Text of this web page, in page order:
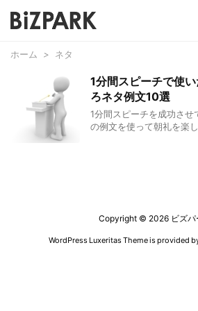
ホーム > ネタ
1分間スピーチで使
ろネタ例文10選
1分間スピーチを成功させ
の例文を使って朝礼を楽
Copyright © 2026 ビズパ
WordPress Luxeritas Theme is provided